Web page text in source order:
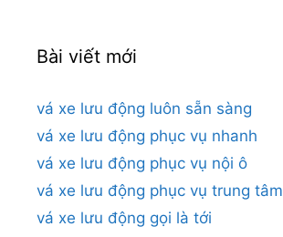
Bài viết mới
vá xe lưu động luôn sẵn sàng
vá xe lưu động phục vụ nhanh
vá xe lưu động phục vụ nội ô
vá xe lưu động phục vụ trung tâm
vá xe lưu động gọi là tới